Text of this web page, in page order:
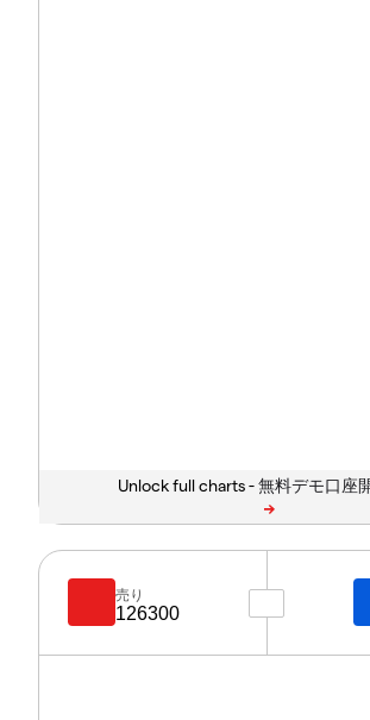
Unlock full charts -
売り
126300